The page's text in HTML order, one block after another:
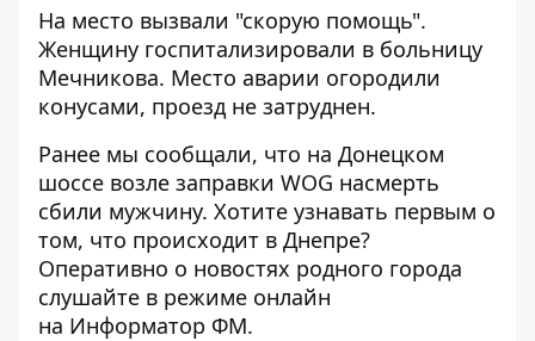
На место вызвали "скорую помощь".
Женщину госпитализировали в больницу
Мечникова. Место аварии огородили
конусами, проезд не затруднен.
Ранее мы сообщали, что на Донецком
шоссе возле заправки WOG насмерть
сбили мужчину. Хотите узнавать первым о
том, что происходит в Днепре?
Оперативно о новостях родного города
слушайте в режиме онлайн
на Информатор ФМ.